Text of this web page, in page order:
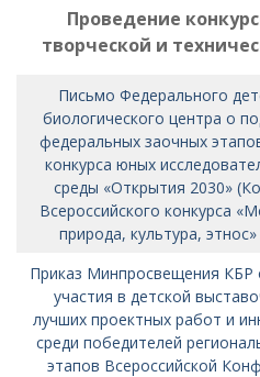
Проведение
творческой и
Письмо Федерального
биологического центра о
федеральных заочных
конкурса юных
среды «Открытия 2030»
Всероссийского конкурса
природа, культура,
Приказ Минпросвещения КБР
участия в детской
лучших проектных работ и
среди победителей
этапов Всероссийской